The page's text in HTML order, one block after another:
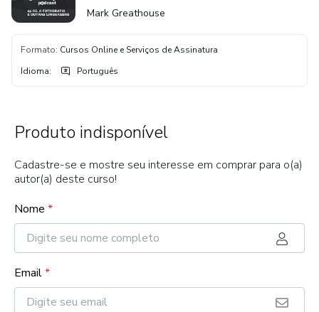
Mark Greathouse
Formato: Cursos Online e Serviços de Assinatura
Idioma: Português
Produto indisponível
Cadastre-se e mostre seu interesse em comprar para o(a)
autor(a) deste curso!
Nome *
Email*